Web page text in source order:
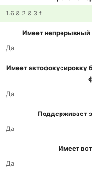
1.6 & 2 & 3 f
Имеет непрерывный
Да
Имеет автофокусировку
Да
Поддерживает
Да
Имеет
Да